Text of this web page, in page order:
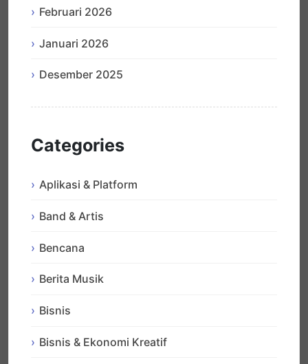
Februari 2026
Januari 2026
Desember 2025
Categories
Aplikasi & Platform
Band & Artis
Bencana
Berita Musik
Bisnis
Bisnis & Ekonomi Kreatif